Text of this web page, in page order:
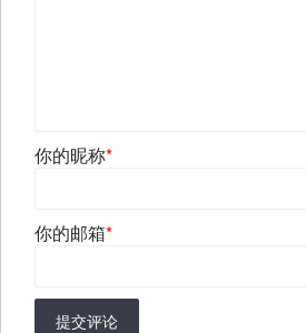
你的昵称*
你的邮箱*
提交评论